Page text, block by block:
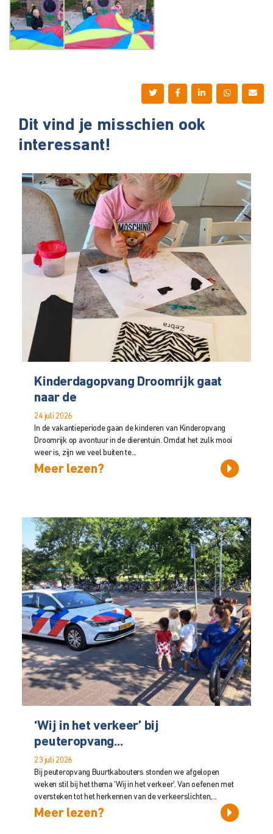
Dit vind je misschien ook
interessant!
Kinderdagopvang Droomrijk gaat
naar de
24 juli 2026
In de vakantieperiode gaan de kinderen van Kinderopvang
Droomrijk op avontuur in de dierentuin. Omdat het zulk mooi
weer is, zijn we veel buiten te...
Meer lezen?
‘Wij in het verkeer’ bij
peuteropvang...
23 juli 2026
Bij peuteropvang Buurtkabouters stonden we afgelopen
weken stil bij het thema ‘Wij in het verkeer’. Van oefenen met
oversteken tot het herkennen van de verkeerslichten,...
Meer lezen?